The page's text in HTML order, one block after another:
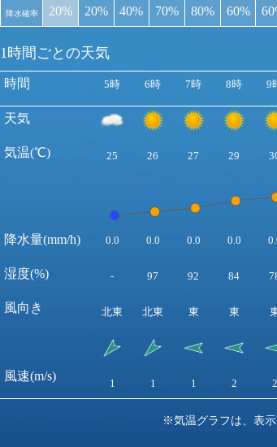
降水確率 20% 20% 40% 70% 80% 60%
1時間ごとの天気
時間
天気
気温(℃)
降水量(mm/h)
湿度(%)
風向き
風速(m/s)
5時 6時 7時 8時 9
25 26 27 29
0.0 0.0 0.0 0.0
- 97 92 84
北東 北東 東 東
1 1 1 2 2
※気温グラフは、表示